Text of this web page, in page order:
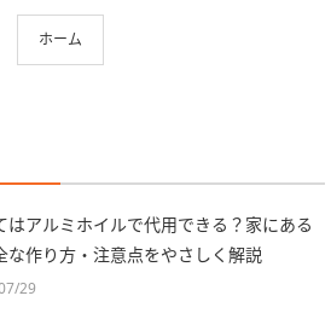
ホーム
はアルミホイルで代用できる？家にある
な作り方・注意点をやさしく解説
29